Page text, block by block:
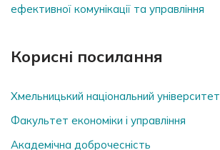
ефективної комунікації та управління
Корисні посилання
Хмельницький національний університет
Факультет економіки і управління
Академічна доброчесність